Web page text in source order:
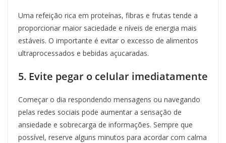
Uma refeição rica em proteínas, fibras e frutas tende a
proporcionar maior saciedade e níveis de energia mais
estáveis. O importante é evitar o excesso de alimentos
ultraprocessados e bebidas açucaradas.
5. Evite pegar o celular imediatamente
Começar o dia respondendo mensagens ou navegando
pelas redes sociais pode aumentar a sensação de
ansiedade e sobrecarga de informações. Sempre que
possível, reserve alguns minutos para acordar com calma